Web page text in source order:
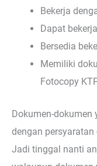
Bekerja
Dapat
Bersedia
Memiliki
Fotocopy
Dokumen-dokumen
dengan
Jadi tinggal nanti